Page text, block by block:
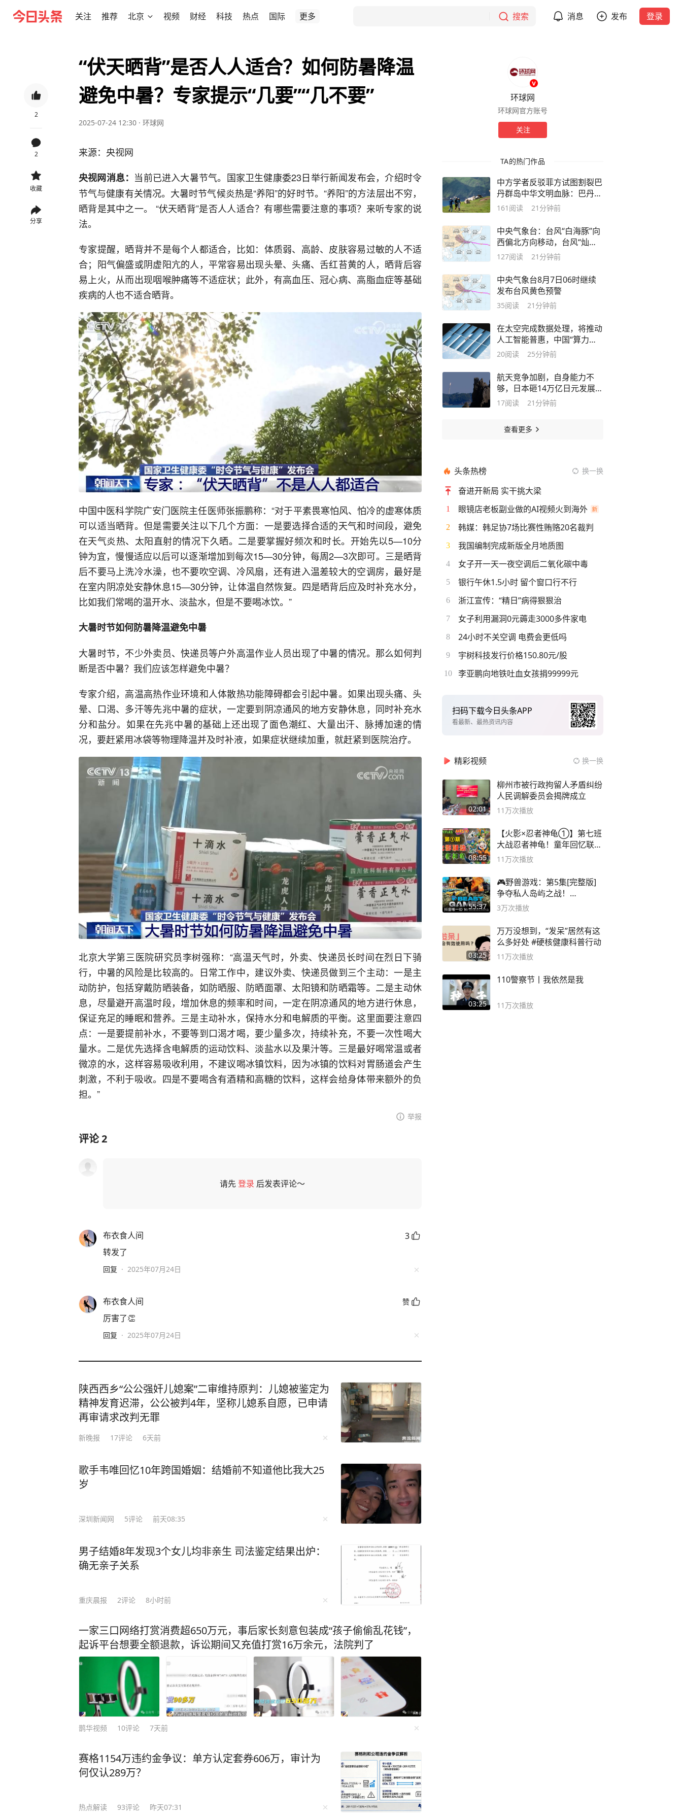
关注 推荐 北京 视频 财经 科技 热点 国际 更多 搜索 消息 发布 登录
2
2
收藏
分享
“伏天晒背”是否人人适合？如何防暑降温
避免中暑？专家提示“几要”“几不要”
2025-07-24 12:30 · 环球网
来源：央视网
央视网消息： 当前已进入大暑节气。国家卫生健康委23日举行新闻发布会，介绍时令
节气与健康有关情况。大暑时节气候炎热是“养阳”的好时节。“养阳”的方法层出不穷，
晒背是其中之一。 “伏天晒背”是否人人适合？有哪些需要注意的事项？来听专家的说
法。
专家提醒，晒背并不是每个人都适合，比如：体质弱、高龄、皮肤容易过敏的人不适
合；阳气偏盛或阴虚阳亢的人，平常容易出现头晕、头痛、舌红苔黄的人，晒背后容
易上火，从而出现咽喉肿痛等不适症状；此外，有高血压、冠心病、高脂血症等基础
疾病的人也不适合晒背。
中国中医科学院广安门医院主任医师张振鹏称：“对于平素畏寒怕风、怕冷的虚寒体质
可以适当晒背。但是需要关注以下几个方面：一是要选择合适的天气和时间段，避免
在天气炎热、太阳直射的情况下久晒。二是要掌握好频次和时长。开始先以5—10分
钟为宜，慢慢适应以后可以逐渐增加到每次15—30分钟，每周2—3次即可。三是晒背
后不要马上洗冷水澡，也不要吹空调、冷风扇，还有进入温差较大的空调房，最好是
在室内阴凉处安静休息15—30分钟，让体温自然恢复。四是晒背后应及时补充水分，
比如我们常喝的温开水、淡盐水，但是不要喝冰饮。”
大暑时节如何防暑降温避免中暑
大暑时节，不少外卖员、快递员等户外高温作业人员出现了中暑的情况。那么如何判
断是否中暑？我们应该怎样避免中暑？
专家介绍，高温高热作业环境和人体散热功能障碍都会引起中暑。如果出现头痛、头
晕、口渴、多汗等先兆中暑的症状，一定要到阴凉通风的地方安静休息，同时补充水
分和盐分。如果在先兆中暑的基础上还出现了面色潮红、大量出汗、脉搏加速的情
况，要赶紧用冰袋等物理降温并及时补液，如果症状继续加重，就赶紧到医院治疗。
北京大学第三医院研究员李树强称：“高温天气时，外卖、快递员长时间在烈日下骑
行，中暑的风险是比较高的。日常工作中，建议外卖、快递员做到三个主动：一是主
动防护，包括穿戴防晒装备，如防晒服、防晒面罩、太阳镜和防晒霜等。二是主动休
息，尽量避开高温时段，增加休息的频率和时间，一定在阴凉通风的地方进行休息，
保证充足的睡眠和营养。三是主动补水，保持水分和电解质的平衡。这里面要注意四
点：一是要提前补水，不要等到口渴才喝，要少量多次，持续补充，不要一次性喝大
量水。二是优先选择含电解质的运动饮料、淡盐水以及果汁等。三是最好喝常温或者
微凉的水，这样容易吸收利用，不建议喝冰镇饮料，因为冰镇的饮料对胃肠道会产生
刺激，不利于吸收。四是不要喝含有酒精和高糖的饮料，这样会给身体带来额外的负
担。”
举报
评论2
请先登录 后发表评论～
布衣食人间
3
转发了
回复 · 2025年07月24日
布衣食人间 赞
厉害了👏
回复 · 2025年07月24日
陕西西乡“公公强奸儿媳案”二审维持原判：儿媳被鉴定为
精神发育迟滞，公公被判4年，坚称儿媳系自愿，已申请
再审请求改判无罪
新晚报 17评论 6天前
歌手韦唯回忆10年跨国婚姻：结婚前不知道他比我大25
岁
深圳新闻网 5评论 前天08:35
男子结婚8年发现3个女儿均非亲生 司法鉴定结果出炉：
确无亲子关系
重庆晨报 2评论 8小时前
一家三口网络打赏消费超650万元，事后家长刻意包装成“孩子偷偷乱花钱”，
起诉平台想要全额退款，诉讼期间又充值打赏16万余元，法院判了
鹊华视频 10评论 7天前
赛格1154万违约金争议：单方认定套券606万，审计为
何仅认289万？
热点解读 93评论 昨天07:31
环球网
环球网官方账号
关注
TA的热门作品
中方学者反驳菲方试图割裂巴
丹群岛中华文明血脉：巴丹群
岛文化血脉植根于台湾，而非
161 阅读 21分钟前
中央气象台：台风“白海豚”向
西偏北方向移动，台风“灿鸿”
向西北方向移动
127阅读 21分钟前
中央气象台8月7日06时继续
发布台风黄色预警
35阅读 21分钟前
在太空完成数据处理，将推动
人工智能普惠，中国“算力上
天”让卫星更智能
20阅读 25分钟前
航天竞争加剧，自身能力不
够，日本砸14万亿日元发展航
天产业
17阅读 21分钟前
查看更多
头条热榜 换一换
奋进开新局 实干挑大梁
1 眼镜店老板副业做的AI视频火到海外
2 韩媒：韩足协7场比赛性贿赂20名裁判
3 我国编制完成新版全月地质图
4 女子开一天一夜空调后二氧化碳中毒
5 银行午休1.5小时 留个窗口行不行
6 浙江宣传：“精日”病得狠狠治
7 女子利用漏洞0元薅走3000多件家电
8 24小时不关空调 电费会更低吗
9 宇树科技发行价格150.80元/股
10 李亚鹏向地铁吐血女孩捐99999元
扫码下载今日头条APP
看最新、最热资讯内容
精彩视频 换一换
02:01
柳州市被行政拘留人矛盾纠纷
人民调解委员会揭牌成立
11万次播放
08:55
【火影×忍者神龟①】第七班
大战忍者神龟！童年回忆联动
论武？
11万次播放
55:37
🎮野兽游戏：第5集[完整版]
争夺私人岛屿之战！
#MrBeastChina
3万次播放
03:25
万万没想到，“发呆”居然有这
么多好处 #硬核健康科普行动
11万次播放
03:25
110警察节丨我依然是我
11万次播放